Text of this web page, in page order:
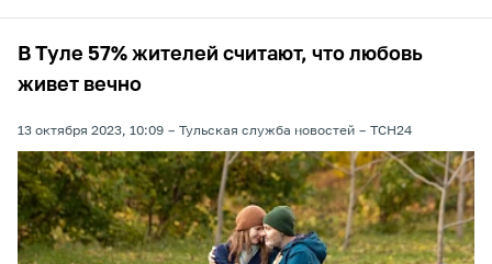
В Туле 57% жителей считают, что любовь
живет вечно
13 октября 2023, 10:09 Тульская служба новостей ТСН24